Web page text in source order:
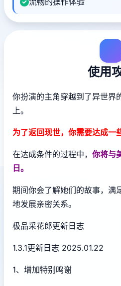
使用
你扮演的主角穿越到了异世界
上。
为了返回现世，你需要达成一
在达成条件的过程中， 你将与
日。
期间你会了解她们的故事，满
地发展亲密关系。
极品采花郎更新日志
1.3.1更新日志 2025.01.22
1、增加特别鸣谢